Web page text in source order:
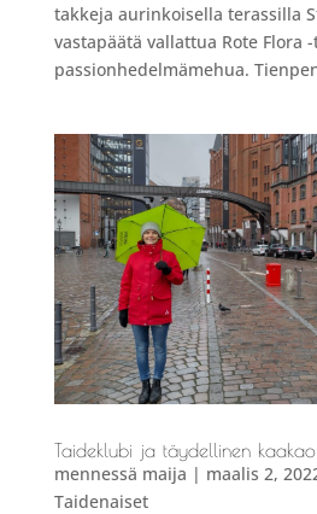
takkeja aurinkoisella terassilla
vastapäätä vallattua Rote Flora
passionhedelmämehua.
Taideklubi ja täydellinen kaakao
mennessä maija | maalis 2,
Taidenaiset